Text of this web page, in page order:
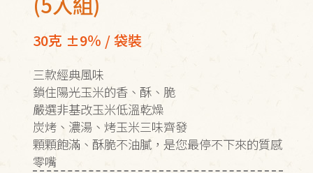
30克 ±9％ / 袋裝
三款經典風味
鎖住陽光玉米的香、酥、脆
嚴選非基改玉米低溫乾燥
炭烤、濃湯、烤玉米三味齊發
顆顆飽滿、酥脆不油膩，是您最停不下來的質感
零嘴